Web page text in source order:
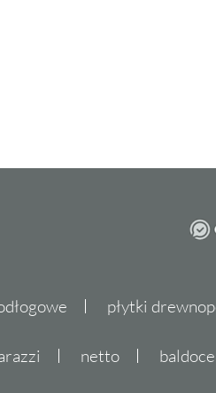
płytki
netto